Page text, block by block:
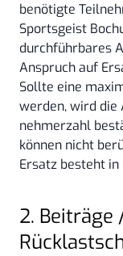
benötigte
Sportsgeist
durchführbares
Anspruch auf
Sollte eine
werden, wird die
nehmerzahl
können nicht
Ersatz besteht
2.